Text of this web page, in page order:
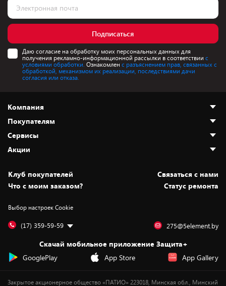
Подписаться
Даю согласие на обработку моих персональных данных для
получения рекламно-информационной рассылки в соответствии с
условиями обработки. Ознакомлен с разъяснением прав, связанных с
обработкой, механизмом их реализации, последствиями дачи
согласия или отказа.
Компания
О нас
Адреса магазинов
Новости
Статьи и обзоры
Вакансии
Дай пять добру!
Покупателям
Как сделать заказ
Оплата и доставка
Юрлицам
Обмен и возврат товара
Обработка персональных данных
Подарочные карты
Сервисы
Установка техники
Для игровых консолей
Для мобильных устройств
Для компьютеров
Сервисные центры
Акции
Скидки и промокоды
Белорусские товары
Бонусы
Оплата частями
Новинки
Клуб покупателей
Cвязаться с нами
Что с моим заказом?
Статус ремонта
Выбор настроек Cookie
(17) 359-59-59 275@5element.by
Скачай мобильное приложение Защита+
GooglePlay
App Store App Gallery
Закрытое акционерное общество «ПАТИО» 223018, Минская обл., Минский